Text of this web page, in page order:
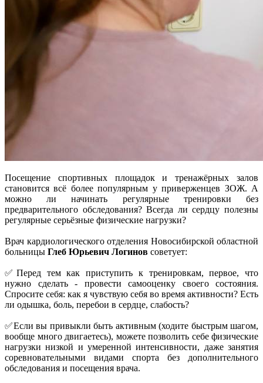
Посещение спортивных площадок и тренажёрных залов
становится всё более популярным у приверженцев ЗОЖ. А
можно ли начинать регулярные тренировки без
предварительного обследования? Всегда ли сердцу полезны
регулярные серьёзные физические нагрузки?
Врач кардиологического отделения Новосибирской областной
больницы Глеб Юрьевич Логинов советует:
✅Перед тем как приступить к тренировкам, первое, что
нужно сделать - провести самооценку своего состояния.
Спросите себя: как я чувствую себя во время активности? Есть
ли одышка, боль, перебои в сердце, слабость?
✅Если вы привыкли быть активным (ходите быстрым шагом,
вообще много двигаетесь), можете позволить себе физические
нагрузки низкой и умеренной интенсивности, даже занятия
соревновательными видами спорта без дополнительного
обследования и посещения врача.